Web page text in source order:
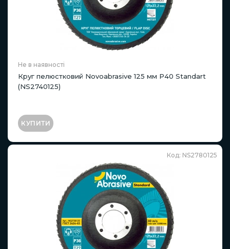
Не в наявності
Круг пелюстковий Novoabrasive 125 мм P40 Standart
(NS2740125)
КУПИТИ
Код: NS2780125